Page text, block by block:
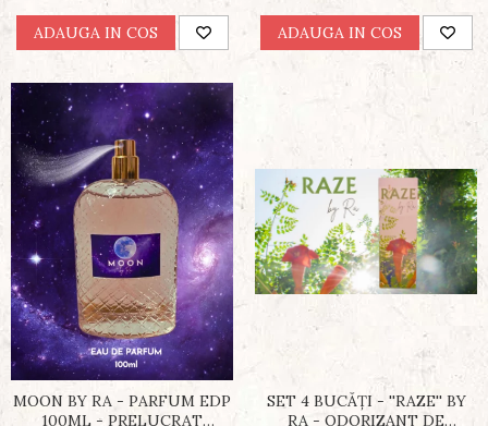
ADAUGA IN COS ADAUGA IN COS
MOON BY RA - PARFUM EDP
100ML - PRELUCRAT
SET 4 BUCĂȚI - ''RAZE'' BY
RA - ODORIZANT DE